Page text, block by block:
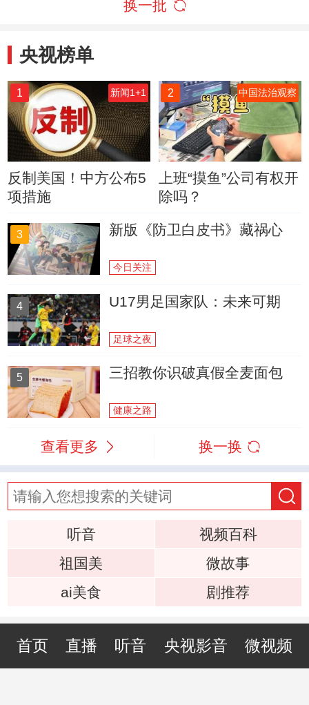
换一批
央视榜单
1 新闻1+1
反制美国！中方公布5
项措施
2 中国法治观察
上班“摸鱼”公司有权开
除吗？
3 新版《防卫白皮书》藏祸心
今日关注
4 U17男足国家队：未来可期
足球之夜
5 三招教你识破真假全麦面包
健康之路
查看更多 换一换
听音
视频百科
祖国美
微故事
ai美食
剧推荐
首页 直播 听音 央视影音 微视频